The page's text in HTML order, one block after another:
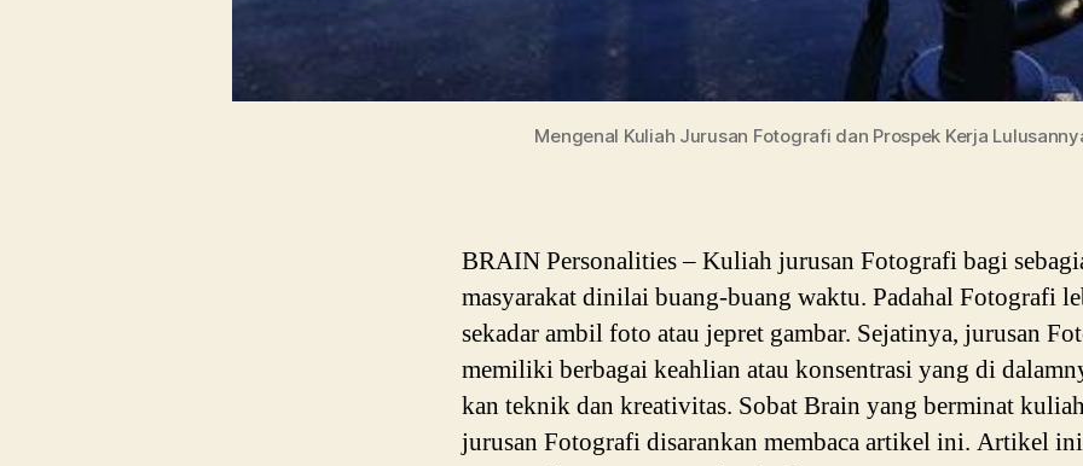
Mengenal Kuliah Jurusan Fotografi dan Prospek Kerja
BRAIN Personalities – Kuliah jurusan Fotografi bagi
masyarakat dinilai buang-buang waktu. Padahal Fotografi
sekadar ambil foto atau jepret gambar. Sejatinya, jurusan
memiliki berbagai keahlian atau konsentrasi yang di
kan teknik dan kreativitas. Sobat Brain yang berminat
jurusan Fotografi disarankan membaca artikel ini. Artikel